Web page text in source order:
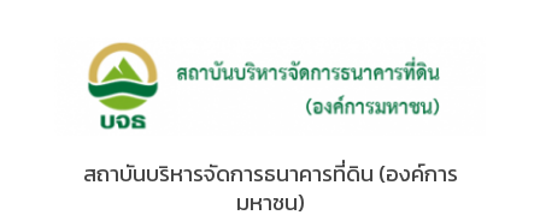
สถาบันบริหารจัดการธนาคารที่ดิน (องค์การ
มหาชน)